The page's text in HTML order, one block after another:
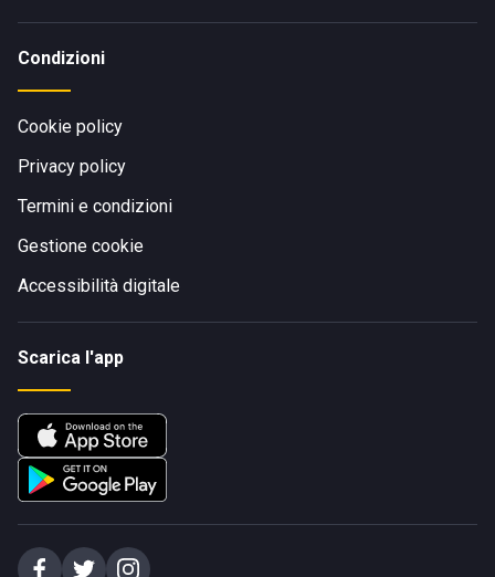
Condizioni
Cookie policy
Privacy policy
Termini e condizioni
Gestione cookie
Accessibilità digitale
Scarica l'app